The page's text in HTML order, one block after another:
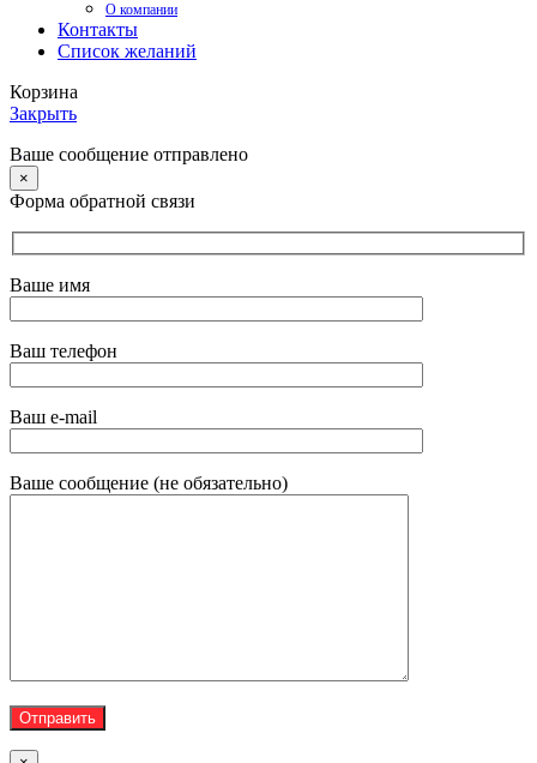
О компании
Контакты
Список желаний
Корзина
Закрыть
Ваше сообщение отправлено
×
Форма обратной связи
Ваше имя
Ваш телефон
Ваш e-mail
Ваше сообщение (не обязательно)